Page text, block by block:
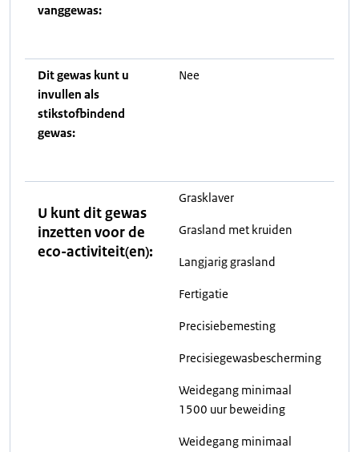
vanggewas:
Dit gewas kunt u
invullen als
stikstofbindend
gewas:
Nee
U kunt dit gewas
inzetten voor de
eco-activiteit(en):
Grasklaver
Grasland met kruiden
Langjarig grasland
Fertigatie
Precisiebemesting
Precisiegewasbescherming
Weidegang minimaal
1500 uur beweiding
Weidegang minimaal